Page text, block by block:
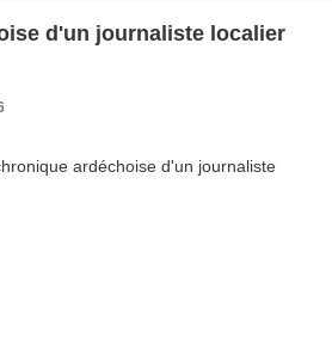
d'un journaliste localier